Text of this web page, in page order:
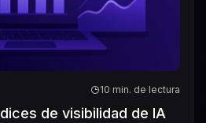
10 min. de lectura
de visibilidad de IA